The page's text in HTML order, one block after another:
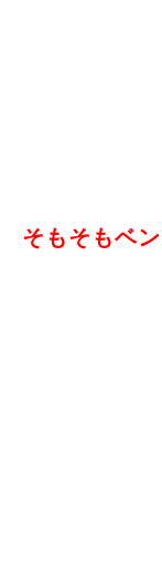
そもそもベ